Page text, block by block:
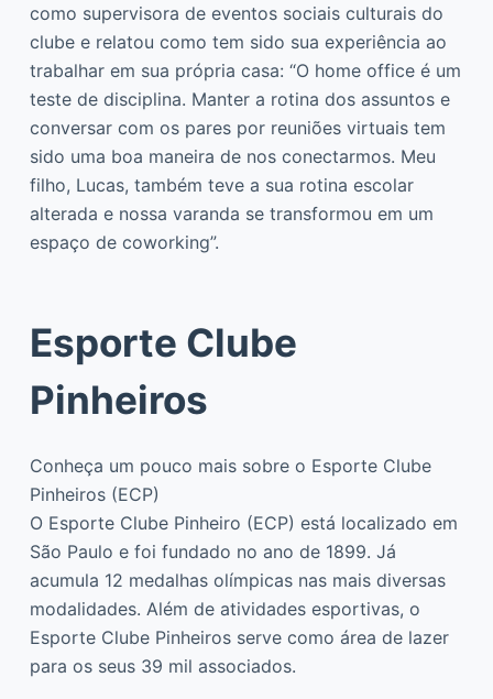
como supervisora de eventos sociais culturais do
clube e relatou como tem sido sua experiência ao
trabalhar em sua própria casa: “O home office é um
teste de disciplina. Manter a rotina dos assuntos e
conversar com os pares por reuniões virtuais tem
sido uma boa maneira de nos conectarmos. Meu
filho, Lucas, também teve a sua rotina escolar
alterada e nossa varanda se transformou em um
espaço de coworking”.
Esporte Clube
Pinheiros
Conheça um pouco mais sobre o Esporte Clube
Pinheiros (ECP)
O Esporte Clube Pinheiro (ECP) está localizado em
São Paulo e foi fundado no ano de 1899. Já
acumula 12 medalhas olímpicas nas mais diversas
modalidades. Além de atividades esportivas, o
Esporte Clube Pinheiros serve como área de lazer
para os seus 39 mil associados.